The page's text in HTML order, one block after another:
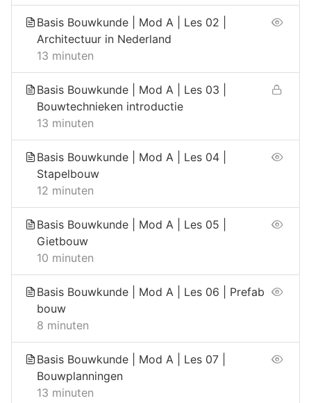
Basis Bouwkunde | Mod A | Les 02 |
Architectuur in Nederland
13 minuten
Basis Bouwkunde | Mod A | Les 03 |
Bouwtechnieken introductie
13 minuten
Basis Bouwkunde | Mod A | Les 04 |
Stapelbouw
12 minuten
Basis Bouwkunde | Mod A | Les 05 |
Gietbouw
10 minuten
Basis Bouwkunde | Mod A | Les 06 | Prefab
bouw
8 minuten
Basis Bouwkunde | Mod A | Les 07 |
Bouwplanningen
13 minuten